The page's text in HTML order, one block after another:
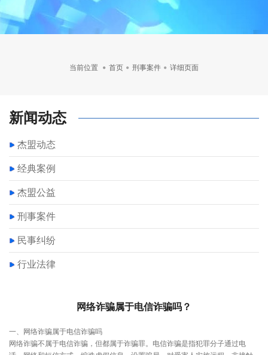
当前位置 首页 刑事案件 详细页面
新闻动态
杰盟动态
经典案例
杰盟公益
刑事案件
民事纠纷
行业法律
网络诈骗属于电信诈骗吗？
一、网络诈骗属于电信诈骗吗
网络诈骗不属于电信诈骗，但都属于诈骗罪。电信诈骗是指犯罪分子通过电